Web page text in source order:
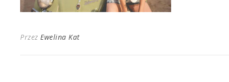
Przez Ewelina Kat